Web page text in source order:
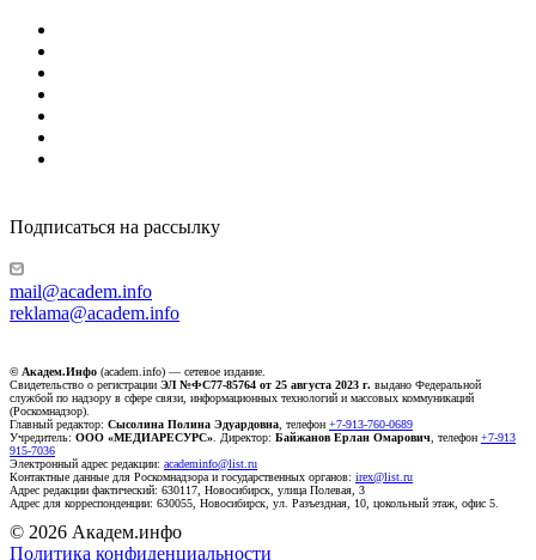
Подписаться на рассылку
mail@academ.info
reklama@academ.info
© Академ.Инфо (academ.info) — сетевое издание.
Свидетельство о регистрации ЭЛ №ФС77-85764 от 25 августа 2023 г. выдано Федеральной
службой по надзору в сфере связи, информационных технологий и массовых коммуникаций
(Роскомнадзор).
Главный редактор: Сысолина Полина Эдуардовна , телефон +7-913-760-0689
Учредитель: ООО «МЕДИАРЕСУРС» . Директор: Байжанов Ерлан Омарович , телефон +7-913
915-7036
Электронный адрес редакции: academinfo@list.ru
Контактные данные для Роскомнадзора и государственных органов: irex@list.ru
Адрес редакции фактический: 630117, Новосибирск, улица Полевая, 3
Адрес для корреспонденции: 630055, Новосибирск, ул. Разъездная, 10, цокольный этаж, офис 5.
© 2026 Академ.инфо
Политика конфиденциальности